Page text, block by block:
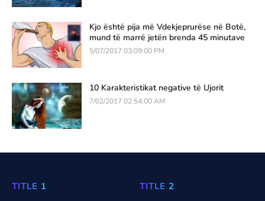
Kjo është pija më Vdekjeprurëse në Botë,
mund të marrë jetën brenda 45 minutave
5/07/2017 03:09:00 PM
10 Karakteristikat negative të Ujorit
7/02/2017 02:54:00 AM
TITLE 1 TITLE 2